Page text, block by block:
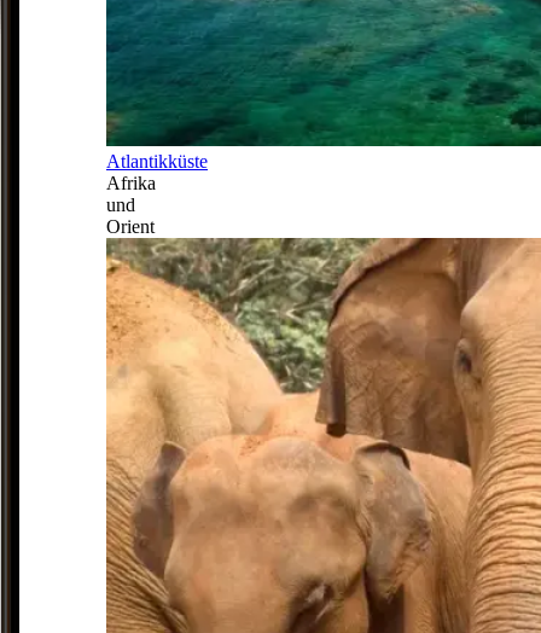
Atlantikküste
Afrika
und
Orient